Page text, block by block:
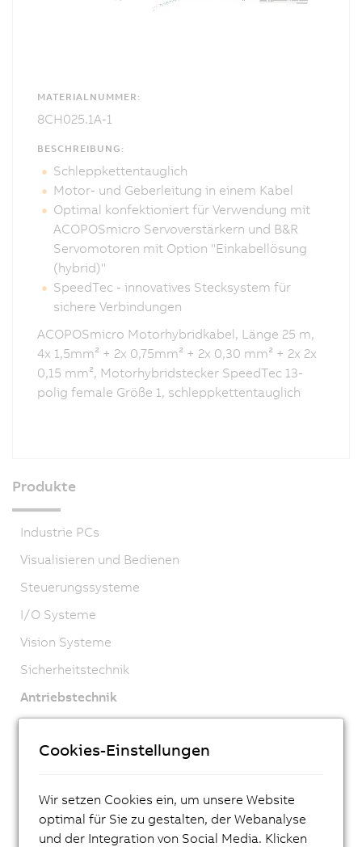
MATERIALNUMMER:
8CH025.1A-1
BESCHREIBUNG:
Schleppkettentauglich
Motor- und Geberleitung in einem Kabel
Optimal konfektioniert für Verwendung mit
ACOPOSmicro Servoverstärkern und B&R
Servomotoren mit Option "Einkabellösung
(hybrid)"
SpeedTec - innovatives Stecksystem für
sichere Verbindungen
ACOPOSmicro Motorhybridkabel, Länge 25 m,
4x 1,5mm² + 2x 0,75mm² + 2x 0,30 mm² + 2x 2x
0,15 mm², Motorhybridstecker SpeedTec 13-
polig female Größe 1, schleppkettentauglich
Produkte
Industrie PCs
Visualisieren und Bedienen
Steuerungssysteme
I/O Systeme
Vision Systeme
Sicherheitstechnik
Antriebstechnik
ACOPOSmicro
ACOPOS X
ACOPOS
ACOPOS P3
Cookies-Einstellungen
Wir setzen Cookies ein, um unsere Website
optimal für Sie zu gestalten, der Webanalyse
und der Integration von Social Media. Klicken